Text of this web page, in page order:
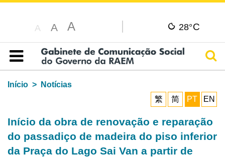
A A A 28°C
Índice
Início
Notícias
繁
简 PT EN
Início da obra de renovação e reparação
do passadiço de madeira do piso inferior
da Praça do Lago Sai Van a partir de